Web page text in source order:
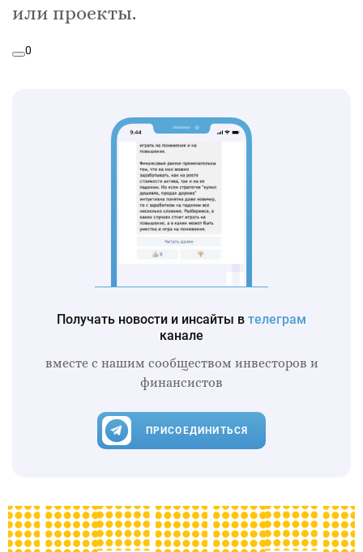
или проекты.
0
Получать новости и инсайты в телеграм
канале
вместе с нашим сообществом инвесторов и
финансистов
ПРИСОЕДИНИТЬСЯ